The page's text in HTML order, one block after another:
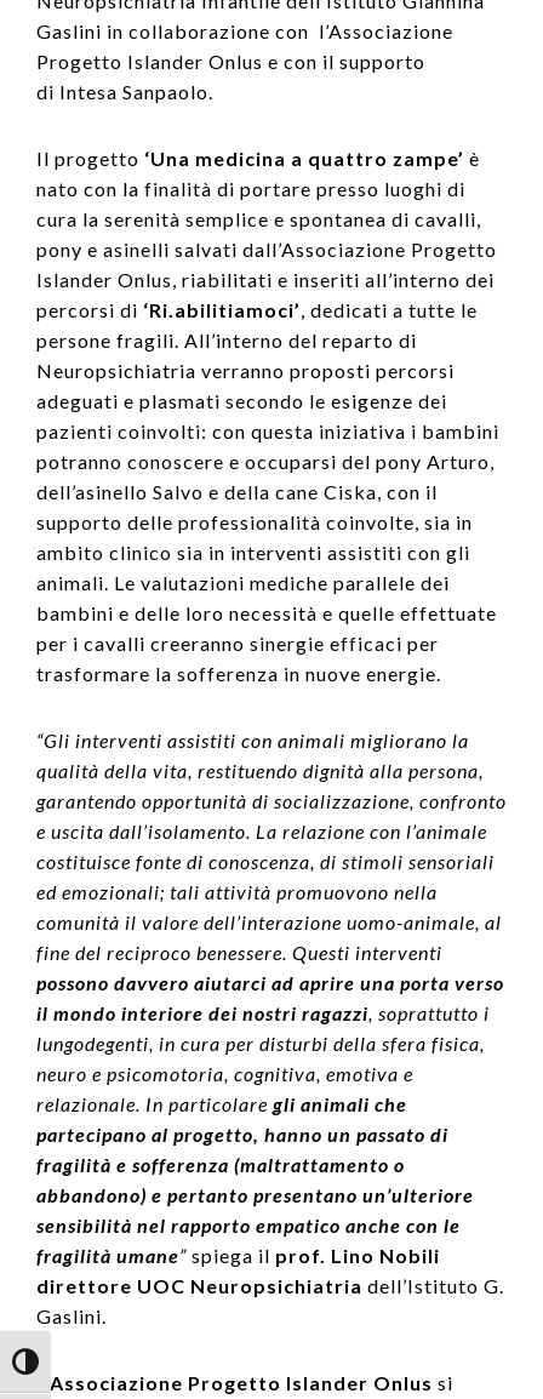
Attiva/disattiva alto contrasto
Gaslini in collaborazione con l’Associazione
Progetto Islander Onlus e con il supporto
di Intesa Sanpaolo.
Il progetto ‘Una medicina a quattro zampe’ è
nato con la finalità di portare presso luoghi di
cura la serenità semplice e spontanea di cavalli,
pony e asinelli salvati dall’Associazione Progetto
Islander Onlus, riabilitati e inseriti all’interno dei
percorsi di ‘Ri.abilitiamoci’, dedicati a tutte le
persone fragili. All’interno del reparto di
Neuropsichiatria verranno proposti percorsi
adeguati e plasmati secondo le esigenze dei
pazienti coinvolti: con questa iniziativa i bambini
potranno conoscere e occuparsi del pony Arturo,
dell’asinello Salvo e della cane Ciska, con il
supporto delle professionalità coinvolte, sia in
ambito clinico sia in interventi assistiti con gli
animali. Le valutazioni mediche parallele dei
bambini e delle loro necessità e quelle effettuate
per i cavalli creeranno sinergie efficaci per
trasformare la sofferenza in nuove energie.
“Gli interventi assistiti con animali migliorano la
qualità della vita, restituendo dignità alla persona,
garantendo opportunità di socializzazione, confronto
e uscita dall’isolamento. La relazione con l’animale
costituisce fonte di conoscenza, di stimoli sensoriali
ed emozionali; tali attività promuovono nella
comunità il valore dell’interazione uomo-animale, al
fine del reciproco benessere. Questi interventi
possono davvero aiutarci ad aprire una porta verso
il mondo interiore dei nostri ragazzi, soprattutto i
lungodegenti, in cura per disturbi della sfera fisica,
neuro e psicomotoria, cognitiva, emotiva e
relazionale. In particolare gli animali che
partecipano al progetto, hanno un passato di
fragilità e sofferenza (maltrattamento o
abbandono) e pertanto presentano un’ulteriore
sensibilità nel rapporto empatico anche con le
fragilità umane” spiega il prof. Lino Nobili
direttore UOC Neuropsichiatria dell’Istituto G.
Gaslini.
L’Associazione Progetto Islander Onlus si